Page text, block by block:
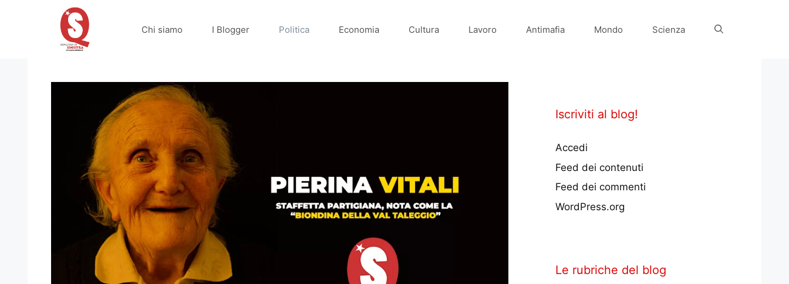
Chi siamo I Blogger Politica Economia Cultura Lavoro Antimafia Mondo Scienza
Iscriviti al blog!
Accedi
Feed dei contenuti
Feed dei commenti
WordPress.org
Le rubriche del blog